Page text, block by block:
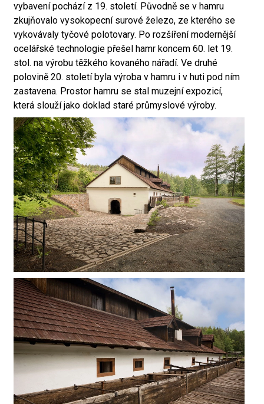
vybavení pochází z 19. století. Původně se v hamru
zkujňovalo vysokopecní surové železo, ze kterého se
vykovávaly tyčové polotovary. Po rozšíření modernější
ocelářské technologie přešel hamr koncem 60. let 19.
stol. na výrobu těžkého kovaného nářadí. Ve druhé
polovině 20. století byla výroba v hamru i v huti pod ním
zastavena. Prostor hamru se stal muzejní expozicí,
která slouží jako doklad staré průmyslové výroby.